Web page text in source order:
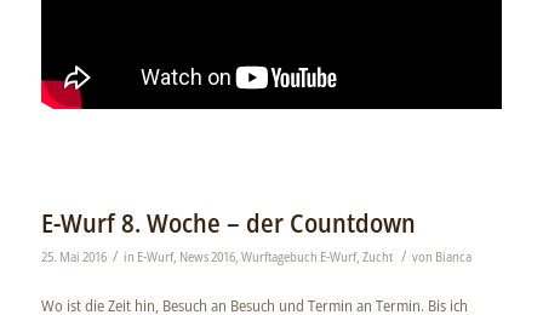
E-Wurf 8. Woche – der Countdown
25. Mai 2016 / in E-Wurf, News 2016, Wurftagebuch E-Wurf, Zucht / von Bianca
Wo ist die Zeit hin, Besuch an Besuch und Termin an Termin. Bis ich